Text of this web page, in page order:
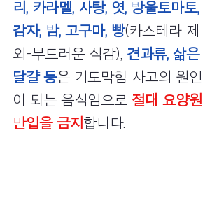
리, 카라멜, 사탕, 엿, 방울토마토,
감자, 밤, 고구마, 빵(카스테라 제
외-부드러운 식감), 견과류, 삶은
달걀 등은 기도막힘 사고의 원인
이 되는 음식임으로 절대 요양원
반입을 금지 합니다.